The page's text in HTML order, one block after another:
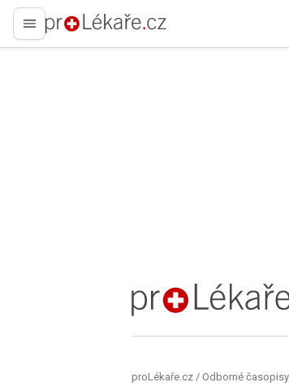
proLékaře.cz
proLékaře.cz
proLékaře.cz / Odborné časopisy